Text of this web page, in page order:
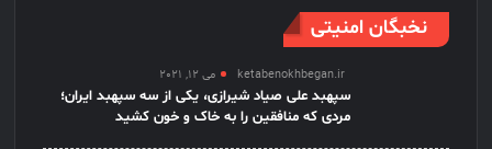
نخبگان امنیتی
ketabenokhbegan.ir می 12, 2021
سپهبد علی صیاد شیرازی، یکی از سه سپهبد ایران؛
مردی که منافقین را به خاک و خون کشید